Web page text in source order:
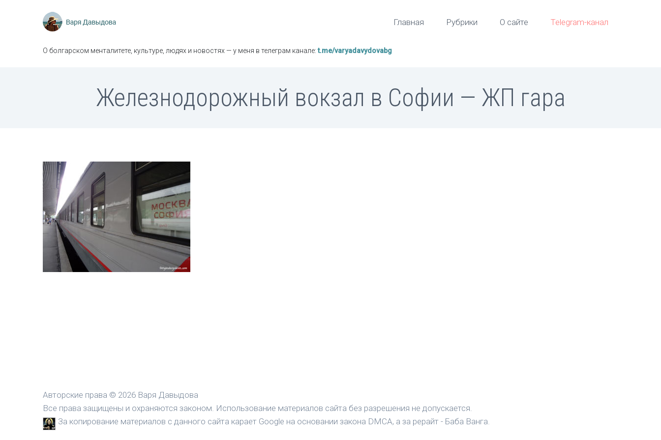
Главная Рубрики О сайте Telegram-канал
О болгарском менталитете, культуре, людях и новостях — у меня в телеграм канале:t.me/varyadavydovabg
Железнодорожный вокзал в Софии — ЖП гара
Авторские права © 2026 Варя Давыдова
Все права защищены и охраняются законом. Использование материалов сайта без разрешения не допускается.
За копирование материалов с данного сайта карает Google на основании закона DMCA, а за рерайт - Баба Ванга.